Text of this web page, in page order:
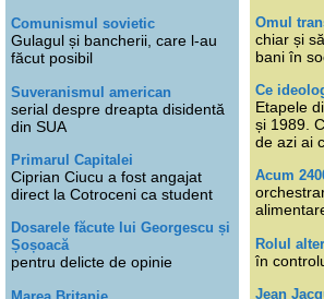
Comunismul sovietic
Gulagul și bancherii, care l-au
făcut posibil
Suveranismul american
serial despre dreapta disidentă
din SUA
Primarul Capitalei
Ciprian Ciucu a fost angajat
direct la Cotroceni ca student
Dosarele făcute lui Georgescu și
Șoșoacă
pentru delicte de opinie
Omul
chiar și
bani în
Ce
Etapele
și 1989.
de azi ai
Acum
Rolul
în
Jean